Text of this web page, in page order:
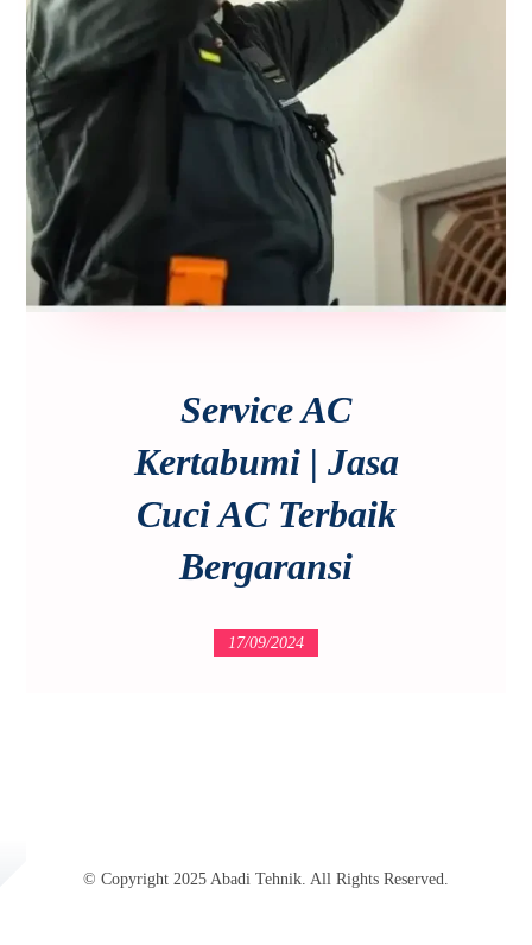
Service AC
Kertabumi | Jasa
Cuci AC Terbaik
Bergaransi
17/09/2024
© Copyright 2025 Abadi Tehnik. All Rights Reserved.